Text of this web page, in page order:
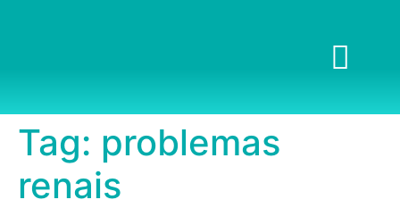
Tag: problemas
renais